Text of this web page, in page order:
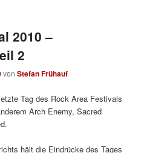
2010 –
2
vonStefan Frühauf
Tag des Rock Area Festivals
Arch Enemy, Sacred
hält die Eindrücke des Tages